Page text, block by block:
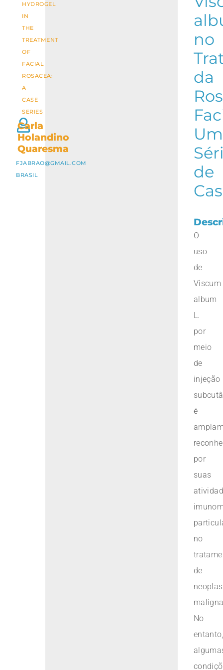
HYDROGEL
IN
THE
TREATMENT
OF
FACIAL
ROSACEA:
A
CASE
SERIES
Carla
Holandino
Quaresma
FJABRAO@GMAIL.COM
BRASIL
no
da
de
O
uso
de
Viscum
album
L.
por
meio
de
injeção
é
por
suas
no
de
No
entanto,